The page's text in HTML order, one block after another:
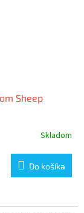
Sheep
Skladom
Do košíka